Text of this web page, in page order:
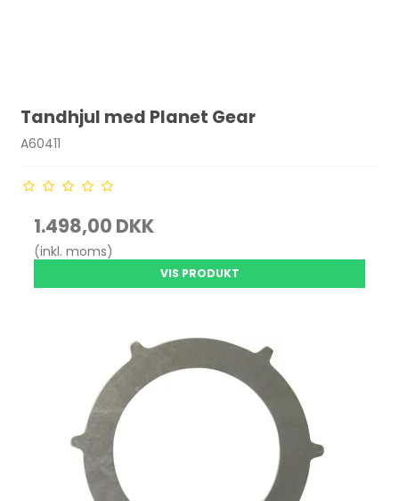
Tandhjul med Planet Gear
A60411
1.498,00 DKK
(inkl. moms)
VIS PRODUKT